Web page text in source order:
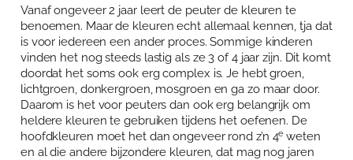
Over Anja Lutz
Blog en Downloads
Aanbod
Themaboeken
Gespreks- en reflectiesets
Aanbod
Winkelwagen
Contact
Contact
Agenda
Vanaf ongeveer 2 jaar leert de peuter de kleuren te
benoemen. Maar de kleuren echt allemaal kennen, tja dat
is voor iedereen een ander proces. Sommige kinderen
vinden het nog steeds lastig als ze 3 of 4 jaar zijn. Dit komt
doordat het soms ook erg complex is. Je hebt groen,
lichtgroen, donkergroen, mosgroen en ga zo maar door.
Daarom is het voor peuters dan ook erg belangrijk om
heldere kleuren te gebruiken tijdens het oefenen. De
hoofdkleuren moet het dan ongeveer rond z’n 4e weten
en al die andere bijzondere kleuren, dat mag nog jaren